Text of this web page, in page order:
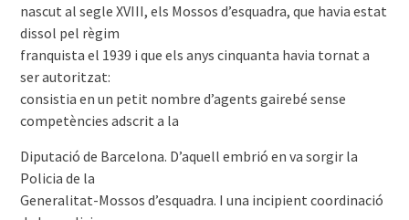
nascut al segle XVIII, els Mossos d’esquadra, que havia estat
dissol pel règim
franquista el 1939 i que els anys cinquanta havia tornat a
ser autoritzat:
consistia en un petit nombre d’agents gairebé sense
competències adscrit a la
Diputació de Barcelona. D’aquell embrió en va sorgir la
Policia de la
Generalitat-Mossos d’esquadra. I una incipient coordinació